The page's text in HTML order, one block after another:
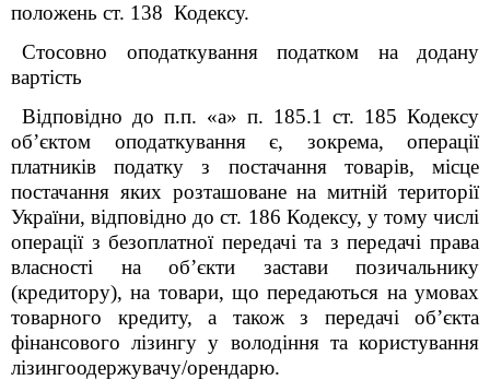
положень ст. 138 Кодексу.
Стосовно оподаткування податком на додану
вартість
Відповідно до п.п. «а» п. 185.1 ст. 185 Кодексу
об’єктом оподаткування є, зокрема, операції
платників податку з постачання товарів, місце
постачання яких розташоване на митній території
України, відповідно до ст. 186 Кодексу, у тому числі
операції з безоплатної передачі та з передачі права
власності на об’єкти застави позичальнику
(кредитору), на товари, що передаються на умовах
товарного кредиту, а також з передачі об’єкта
фінансового лізингу у володіння та користування
лізингоодержувачу/орендарю.